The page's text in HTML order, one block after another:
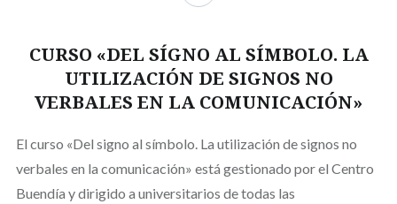
CURSO «DEL SÍGNO AL SÍMBOLO. LA
UTILIZACIÓN DE SIGNOS NO
VERBALES EN LA COMUNICACIÓN»
El curso «Del signo al símbolo. La utilización de signos no
verbales en la comunicación» está gestionado por el Centro
Buendía y dirigido a universitarios de todas las